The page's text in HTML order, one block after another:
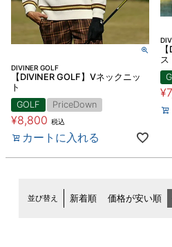
DIVINER GOLF
【DIVINER GOLF】Vネックニッ
ト
GOLF
PriceDown
¥8,800 税込
カートに入れる
ス
¥
並び替え 新着順 価格が安い順